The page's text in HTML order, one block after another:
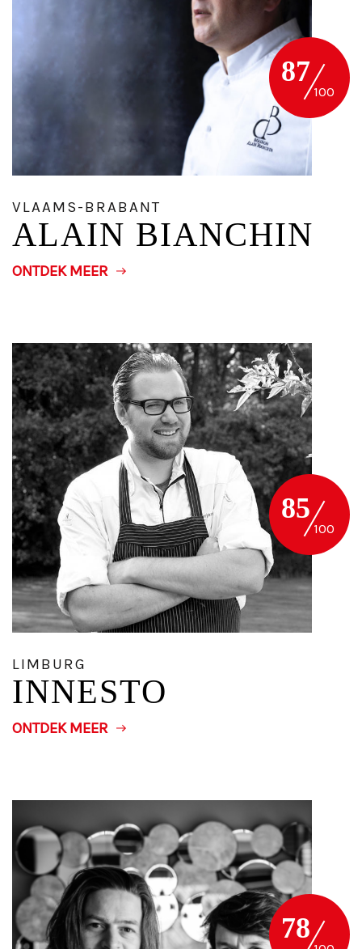
87
VLAAMS-BRABANT
ALAIN BIANCHIN
ONTDEK MEER
85
LIMBURG
INNESTO
ONTDEK MEER
78